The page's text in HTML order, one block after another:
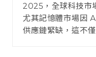
2025，全球科技市
尤其記憶體市場因
供應鏈緊缺，這不